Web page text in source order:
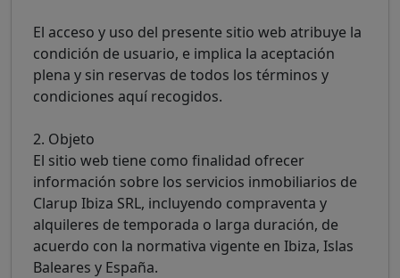
El acceso y uso del presente sitio web atribuye la
condición de usuario, e implica la aceptación
plena y sin reservas de todos los términos y
condiciones aquí recogidos.
2. Objeto
El sitio web tiene como finalidad ofrecer
información sobre los servicios inmobiliarios de
Clarup Ibiza SRL, incluyendo compraventa y
alquileres de temporada o larga duración, de
acuerdo con la normativa vigente en Ibiza, Islas
Baleares y España.